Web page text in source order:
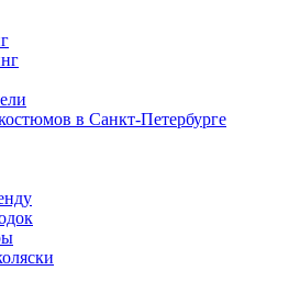
в Санкт-Петербурге